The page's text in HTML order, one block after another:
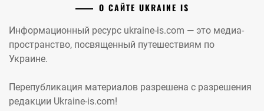
О САЙТЕ UKRAINE IS
Информационный ресурс ukraine-is.com — это медиа-
пространство, посвященный путешествиям по
Украине.
Перепубликация материалов разрешена с разрешения
редакции Ukraine-is.com!